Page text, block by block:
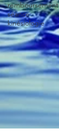
remboursement
séance
kinésiologie